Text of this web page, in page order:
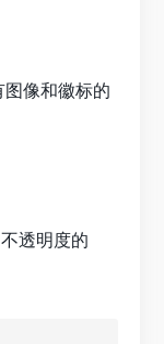
像和徽标的
透明度的